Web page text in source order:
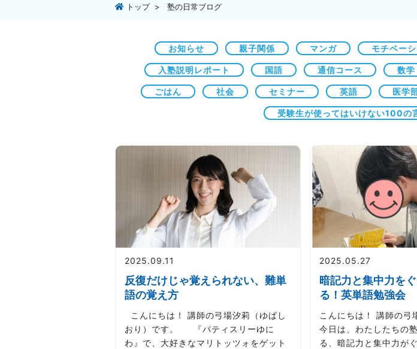
トップ 塾の日常ブログ
お知らせ 親子関係 マンガ モチベー
入塾説明レポート 国語 通信コース 数学
ごはん 社会 セミナー 英語 医学
受験生が使ってはいけない100の
2025.09.11
反復だけじゃ覚えられない、難単
語の覚え方
こんにちは！ 講師の弓場汐莉（ゆばし
おり）です。 『パティスリーゆに
わ』で、大好きなマリトッツォをゲット
2025.05.27
暗記力と集中力を
る！英単語勉強会
こんにちは！ 講師の弓
今日は、わたしたちの
る、暗記力と集中力が